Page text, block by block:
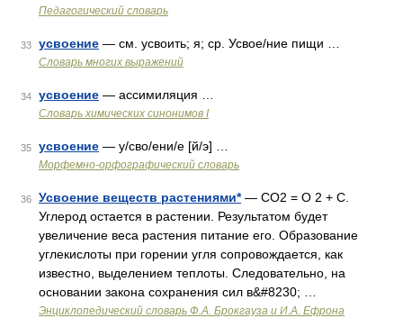
Педагогический словарь
33 усвоение — см. усвоить; я; ср. Усвое/ние пищи …
Словарь многих выражений
34 усвоение — ассимиляция …
Cловарь химических синонимов I
35 усвоение — у/сво/ени/е [й/э] …
Морфемно-орфографический словарь
36 Усвоение веществ растениями*— СО2 = Ο 2 + С.
Углерод остается в растении. Результатом будет
увеличение веса растения питание его. Образование
углекислоты при горении угля сопровождается, как
известно, выделением теплоты. Следовательно, на
основании закона сохранения сил в&#8230; …
Энциклопедический словарь Ф.А. Брокгауза и И.А. Ефрона